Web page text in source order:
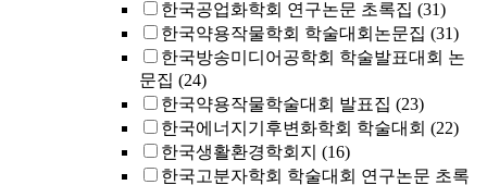
한국공업화학회 연구논문 초록집 (31)
한국약용작물학회 학술대회논문집 (31)
한국방송미디어공학회 학술발표대회 논
문집 (24)
한국약용작물학술대회 발표집 (23)
한국에너지기후변화학회 학술대회 (22)
한국생활환경학회지 (16)
한국고분자학회 학술대회 연구논문 초록